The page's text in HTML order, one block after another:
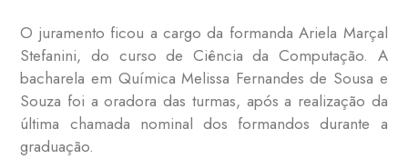
O juramento ficou a cargo da formanda Ariela Marçal
Stefanini, do curso de Ciência da Computação. A
bacharela em Química Melissa Fernandes de Sousa e
Souza foi a oradora das turmas, após a realização da
última chamada nominal dos formandos durante a
graduação.